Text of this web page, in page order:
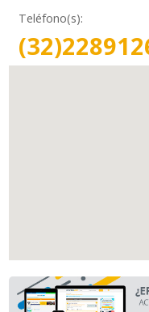
Teléfono(s):